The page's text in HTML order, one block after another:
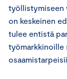
työllistymiseen
on keskeinen
tulee entistä
työmarkkinoille